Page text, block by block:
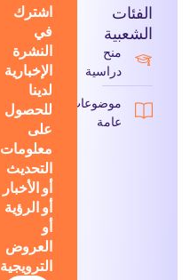
الفئات
الشعبية
منح
دراسية
موضوعات
عامة
اشترك
في
النشرة
الإخبارية
لدينا
للحصول
على
معلومات
التحديث
أو الأخبار
أو الرؤية
أو
العروض
الترويجية